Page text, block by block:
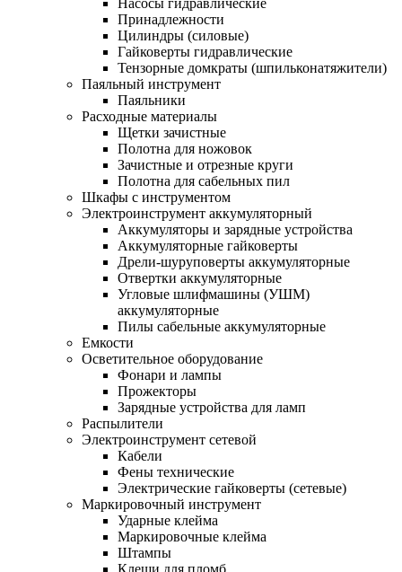
Насосы гидравлические
Принадлежности
Цилиндры (силовые)
Гайковерты гидравлические
Тензорные домкраты (шпильконатяжители)
Паяльный инструмент
Паяльники
Расходные материалы
Щетки зачистные
Полотна для ножовок
Зачистные и отрезные круги
Полотна для сабельных пил
Шкафы с инструментом
Электроинструмент аккумуляторный
Аккумуляторы и зарядные устройства
Аккумуляторные гайковерты
Дрели-шуруповерты аккумуляторные
Отвертки аккумуляторные
Угловые шлифмашины (УШМ)
аккумуляторные
Пилы сабельные аккумуляторные
Емкости
Осветительное оборудование
Фонари и лампы
Прожекторы
Зарядные устройства для ламп
Распылители
Электроинструмент сетевой
Кабели
Фены технические
Электрические гайковерты (сетевые)
Маркировочный инструмент
Ударные клейма
Маркировочные клейма
Штампы